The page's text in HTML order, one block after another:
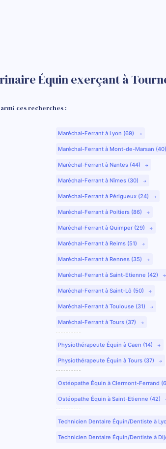
Équin exerçant à
ces recherches :
Maréchal-Ferrant à Lyon (69)
Maréchal-Ferrant à Mont-de-Marsan
Maréchal-Ferrant à Nantes (44)
Maréchal-Ferrant à Nîmes (30)
Maréchal-Ferrant à Périgueux (24)
Maréchal-Ferrant à Poitiers (86)
Maréchal-Ferrant à Quimper (29)
Maréchal-Ferrant à Reims (51)
Maréchal-Ferrant à Rennes (35)
Maréchal-Ferrant à Saint-Etienne (42)
Maréchal-Ferrant à Saint-Lô (50)
Maréchal-Ferrant à Toulouse (31)
Maréchal-Ferrant à Tours (37)
Physiothérapeute Équin à Caen (14)
Physiothérapeute Équin à Tours (37)
Ostéopathe Équin à Clermont-Ferrand
Ostéopathe Équin à Saint-Etienne (42)
Technicien Dentaire Équin/Dentiste à
Technicien Dentaire Équin/Dentiste à